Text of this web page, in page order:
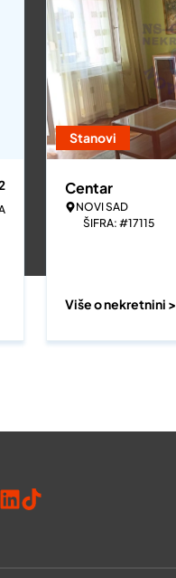
Stanovi
Centar
NOVI SAD
ŠIFRA: #17115
Više o nekretnini >